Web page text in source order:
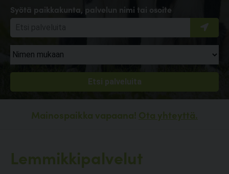
Syötä paikkakunta, palvelun nimi tai osoite
Mainospaikka vapaana! Ota yhteyttä.
Lemmikkipalvelut